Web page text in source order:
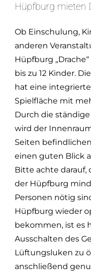
Hüpfburg mieten
Ob Einschulung,
anderen
Hüpfburg
bis zu 12 Kinder.
hat eine
Spielfläche mit
Durch die
wird der
Seiten
einen guten Blick
Bitte achte darauf,
der Hüpfburg
Personen nötig
Hüpfburg wieder
bekommen, ist es
Ausschalten des
Lüftungsluken zu
anschließend